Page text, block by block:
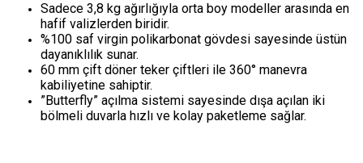
Sadece 3,8 kg ağırlığıyla orta boy modeller arasında en
hafif valizlerden biridir.
%100 saf virgin polikarbonat gövdesi sayesinde üstün
dayanıklılık sunar.
60 mm çift döner teker çiftleri ile 360° manevra
kabiliyetine sahiptir.
”Butterfly” açılma sistemi sayesinde dışa açılan iki
bölmeli duvarla hızlı ve kolay paketleme sağlar.